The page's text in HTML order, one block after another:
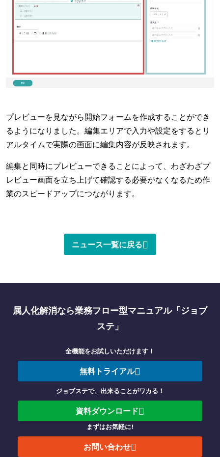
プレビューを見ながら開始フォームを作成することができ
るようになりました。編集エリアで入力や設定をするとリ
アルタイムで実際の画面に編集内容が反映されます。
編集と同時にプレビューできることによって、わざわざプ
レビュー画面を立ち上げて確認する必要がなくなるため作
業のスピードアップにつながります。
ニュース一覧に戻る
属人化解消なら業務フロー型マニュアル「ジョブ
ステ」
全機能をお試しいただけます！
無料トライアル
ジョブステで、出来ることがワカる！
資料ダウンロード
まずはお気軽に!
お問い合わせ